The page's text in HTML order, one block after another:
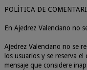
POLÍTICA DE
En Ajedrez Valenciano no
Ajedrez Valenciano no se
los usuarios y se reserva
mensaje que considere